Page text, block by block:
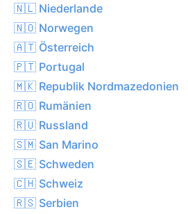
🇳🇱 Niederlande
🇳🇴 Norwegen
🇦🇹 Österreich
🇵🇹 Portugal
🇲🇰 Republik Nordmazedonien
🇷🇴 Rumänien
🇷🇺 Russland
🇸🇲 San Marino
🇸🇪 Schweden
🇨🇭 Schweiz
🇷🇸 Serbien